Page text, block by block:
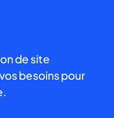
de site
besoins pour